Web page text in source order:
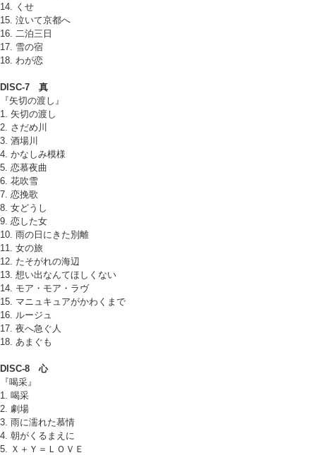
14. くせ
15. 泣いて京都へ
16. 二泊三日
17. 雪の宿
18. わが恋
DISC-7 真
『矢切の渡し』
1. 矢切の渡し
2. さだめ川
3. 酒場川
4. かなしみ模様
5. 恋慕夜曲
6. 花吹雪
7. 恋挽歌
8. 女どうし
9. 恋した女
10. 雨の日にきた別離
11. 女の旅
12. たそがれの海辺
13. 想い出なんてほしくない
14. モア・モア・ラヴ
15. マニュキュアがかわくまで
16. ルージュ
17. 夜へ急ぐ人
18. あまぐも
DISC-8 心
『喝采』
1. 喝采
2. 劇場
3. 雨に濡れた慕情
4. 朝がくるまえに
5. Ｘ＋Ｙ＝ＬＯＶＥ